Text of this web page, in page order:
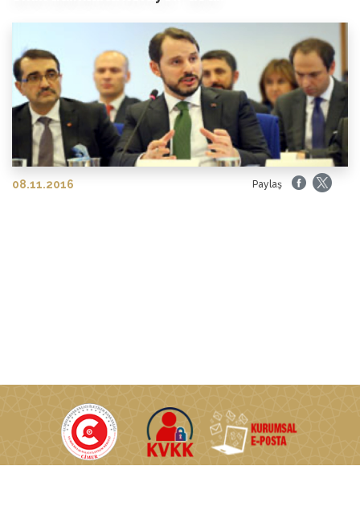
08.11.2016 Paylaş